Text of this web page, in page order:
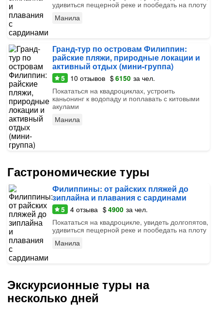
удивиться пещерной реке и пообедать на плоту
Манила
Гранд-тур по островам Филиппин:
райские пляжи, природные локации и
активный отдых (мини-группа)
5 10 отзывов $6150 за чел.
Покататься на квадроциклах, устроить
каньонинг к водопаду и поплавать с китовыми
акулами
Манила
Гастрономические туры
Филиппины: от райских пляжей до
зиплайна и плавания с сардинами
5 4 отзыва $4900 за чел.
Покататься на квадроцикле, увидеть долгопятов,
удивиться пещерной реке и пообедать на плоту
Манила
Экскурсионные туры на
несколько дней